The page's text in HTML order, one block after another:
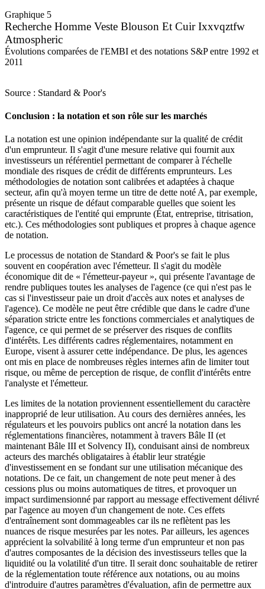
Graphique 5
Recherche Homme Veste Blouson Et Cuir Ixxvqztfw
Atmospheric
Évolutions comparées de l'EMBI et des notations S&P entre 1992 et
2011
Source : Standard & Poor's
Conclusion : la notation et son rôle sur les marchés
La notation est une opinion indépendante sur la qualité de crédit
d'un emprunteur. Il s'agit d'une mesure relative qui fournit aux
investisseurs un référentiel permettant de comparer à l'échelle
mondiale des risques de crédit de différents emprunteurs. Les
méthodologies de notation sont calibrées et adaptées à chaque
secteur, afin qu'à moyen terme un titre de dette noté A, par exemple,
présente un risque de défaut comparable quelles que soient les
caractéristiques de l'entité qui emprunte (État, entreprise, titrisation,
etc.). Ces méthodologies sont publiques et propres à chaque agence
de notation.
Le processus de notation de Standard & Poor's se fait le plus
souvent en coopération avec l'émetteur. Il s'agit du modèle
économique dit de « l'émetteur-payeur », qui présente l'avantage de
rendre publiques toutes les analyses de l'agence (ce qui n'est pas le
cas si l'investisseur paie un droit d'accès aux notes et analyses de
l'agence). Ce modèle ne peut être crédible que dans le cadre d'une
séparation stricte entre les fonctions commerciales et analytiques de
l'agence, ce qui permet de se préserver des risques de conflits
d'intérêts. Les différents cadres réglementaires, notamment en
Europe, visent à assurer cette indépendance. De plus, les agences
ont mis en place de nombreuses règles internes afin de limiter tout
risque, ou même de perception de risque, de conflit d'intérêts entre
l'analyste et l'émetteur.
Les limites de la notation proviennent essentiellement du caractère
inapproprié de leur utilisation. Au cours des dernières années, les
régulateurs et les pouvoirs publics ont ancré la notation dans les
réglementations financières, notamment à travers Bâle II (et
maintenant Bâle III et Solvency II), conduisant ainsi de nombreux
acteurs des marchés obligataires à établir leur stratégie
d'investissement en se fondant sur une utilisation mécanique des
notations. De ce fait, un changement de note peut mener à des
cessions plus ou moins automatiques de titres, et provoquer un
impact surdimensionné par rapport au message effectivement délivré
par l'agence au moyen d'un changement de note. Ces effets
d'entraînement sont dommageables car ils ne reflètent pas les
nuances de risque mesurées par les notes. Par ailleurs, les agences
apprécient la solvabilité à long terme d'un emprunteur et non pas
d'autres composantes de la décision des investisseurs telles que la
liquidité ou la volatilité d'un titre. Il serait donc souhaitable de retirer
de la réglementation toute référence aux notations, ou au moins
d'introduire d'autres paramètres d'évaluation, afin de permettre aux